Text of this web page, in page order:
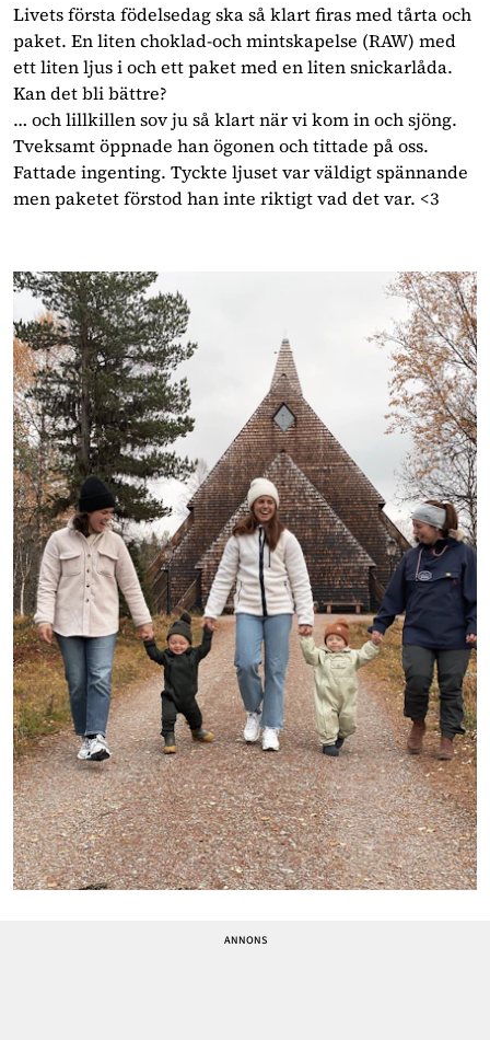
Livets första födelsedag ska så klart firas med tårta och
paket. En liten choklad-och mintskapelse (RAW) med
ett liten ljus i och ett paket med en liten snickarlåda.
Kan det bli bättre?
… och lillkillen sov ju så klart när vi kom in och sjöng.
Tveksamt öppnade han ögonen och tittade på oss.
Fattade ingenting. Tyckte ljuset var väldigt spännande
men paketet förstod han inte riktigt vad det var. <3